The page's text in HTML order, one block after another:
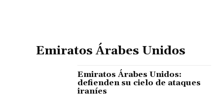
Emiratos Árabes Unidos
Emiratos Árabes Unidos:
defienden su cielo de ataques
iraníes